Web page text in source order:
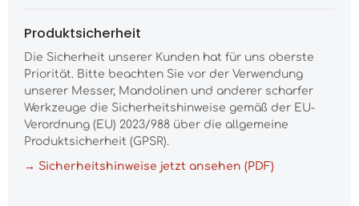
Produktsicherheit
Die Sicherheit unserer Kunden hat für uns oberste
Priorität. Bitte beachten Sie vor der Verwendung
unserer Messer, Mandolinen und anderer scharfer
Werkzeuge die Sicherheitshinweise gemäß der EU-
Verordnung (EU) 2023/988 über die allgemeine
Produktsicherheit (GPSR).
→ Sicherheitshinweise jetzt ansehen (PDF)